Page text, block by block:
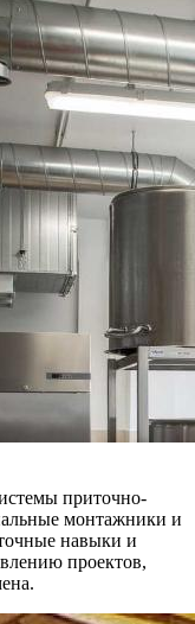
приточно-
монтажники и
навыки и
проектов,